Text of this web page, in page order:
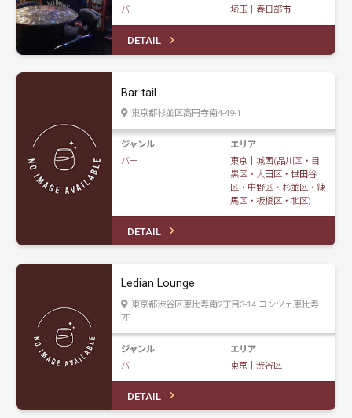
バー
埼玉｜ 春日部市
DETAIL
Bar tail
東京都杉並区高円寺南4-49-1
ジャンル
バー
エリア
東京｜ 城西(品川区・目
黒区・大田区・世田谷
区・中野区・杉並区・練
馬区・板橋区・北区)
DETAIL
Ledian Lounge
東京都渋谷区恵比寿南2丁目3-14 コンツェ恵比寿
7F
ジャンル
バー
エリア
東京｜ 渋谷区
DETAIL